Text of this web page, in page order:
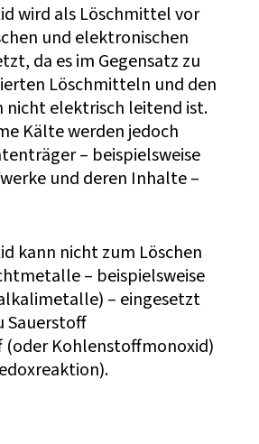
wird als Löschmittel vor
und elektronischen
da es im Gegensatz zu
Löschmitteln und den
nicht elektrisch leitend ist.
Kälte werden jedoch
– beispielsweise
und deren Inhalte –
kann nicht zum Löschen
– beispielsweise
– eingesetzt
Sauerstoff
(oder Kohlenstoffmonoxid)